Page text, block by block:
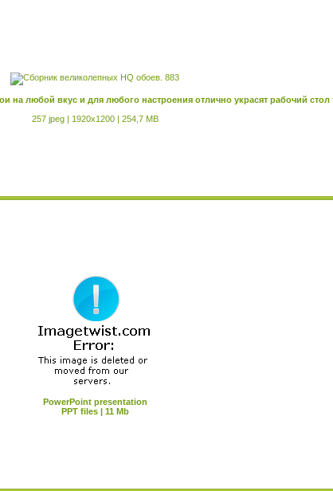
на любой вкус и для любого настроения отлично украсят рабочий стол
257 jpeg | 1920x1200 | 254,7 MB
PowerPoint presentation
PPT files | 11 Mb